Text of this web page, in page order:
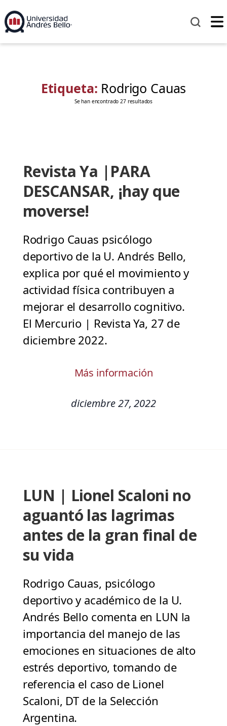
Etiqueta: Rodrigo Cauas
Se han encontrado 27 resultados
Revista Ya |PARA
DESCANSAR, ¡hay que
moverse!
Rodrigo Cauas psicólogo
deportivo de la U. Andrés Bello,
explica por qué el movimiento y
actividad física contribuyen a
mejorar el desarrollo cognitivo.
El Mercurio | Revista Ya, 27 de
diciembre 2022.
Más información
diciembre 27, 2022
LUN | Lionel Scaloni no
aguantó las lagrimas
antes de la gran final de
su vida
Rodrigo Cauas, psicólogo
deportivo y académico de la U.
Andrés Bello comenta en LUN la
importancia del manejo de las
emociones en situaciones de alto
estrés deportivo, tomando de
referencia el caso de Lionel
Scaloni, DT de la Selección
Argentina.